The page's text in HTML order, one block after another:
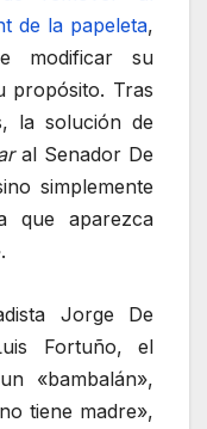
de la papeleta,
modificar su
propósito. Tras
la solución de
al Senador De
simplemente
que aparezca
Jorge De
Fortuño, el
«bambalán»,
tiene madre»,